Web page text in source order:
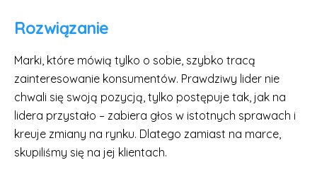
Rozwiązanie
Marki, które mówią tylko o sobie, szybko tracą
zainteresowanie konsumentów. Prawdziwy lider nie
chwali się swoją pozycją, tylko postępuje tak, jak na
lidera przystało – zabiera głos w istotnych sprawach i
kreuje zmiany na rynku. Dlatego zamiast na marce,
skupiliśmy się na jej klientach.